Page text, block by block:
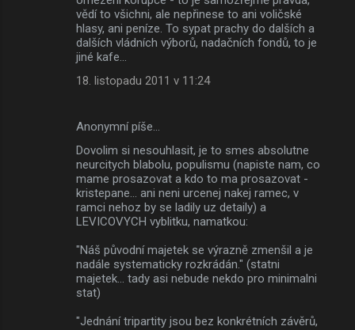
vědí to všichni, ale nepřinese to ani voličské
hlasy, ani peníze. To sypat prachy do dalších a
dalších vládních výborů, nadačních fondů, to je
jiné kafe...
18. listopadu 2011 v 11:24
Anonymní píše…
Dovolim si nesouhlasit, je to smes absolutne
neurcitych blabolu, populismu (napiste nam, co
mame prosazovat a kdo to ma prosazovat -
kristepane... ani neni urcenej nakej ramec, v
ramci nehoz by se ladily uz detaily) a
LEVICOVYCH vyblitku, namatkou:
"Náš původní majetek se výrazně zmenšil a je
nadále systematicky rozkrádán." (statni
majetek... tady asi nebude nekdo pro minimalni
stat)
"Jednání tripartity jsou bez konkrétních závěrů,